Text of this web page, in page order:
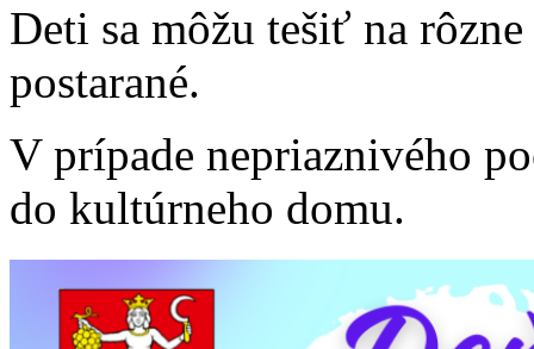
Deti sa môžu tešiť na
postarané.
V prípade nepriaznivého
do kultúrneho domu.